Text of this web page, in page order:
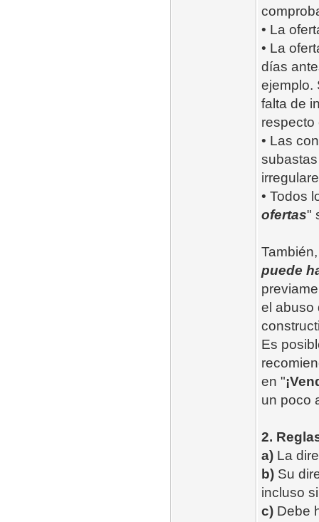
• La
• La
días
ejemplo.
falta de
respecto
• Las
• Todos
ofertas"
puede
el abuso
Es
en "
un poco
2.
a) La
b) Su
incluso
c) Debe